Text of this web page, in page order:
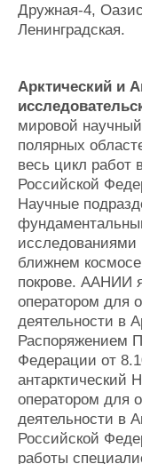
Дружная-4,
Ленинградская.
Арктический и
мировой
полярных
весь цикл работ
Российской
Научные
исследованиями
ближнем
покрове. ААНИИ
оператором для
деятельности в
Распоряжением
Федерации от
антарктический
оператором для
деятельности в
Российской
работы